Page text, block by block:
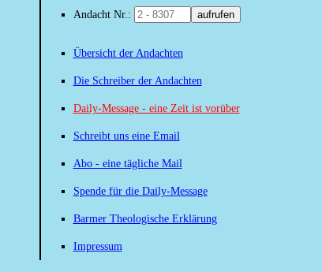
Andacht Nr.: aufrufen
Übersicht der Andachten
Die Schreiber der Andachten
Daily-Message - eine Zeit ist vorüber
Schreibt uns eine Email
Abo - eine tägliche Mail
Spende für die Daily-Message
Barmer Theologische Erklärung
Impressum